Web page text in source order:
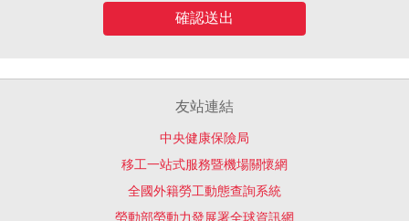
確認送出
友站連結
中央健康保險局
移工一站式服務暨機場關懷網
全國外籍勞工動態查詢系統
勞動部勞動力發展署全球資訊網